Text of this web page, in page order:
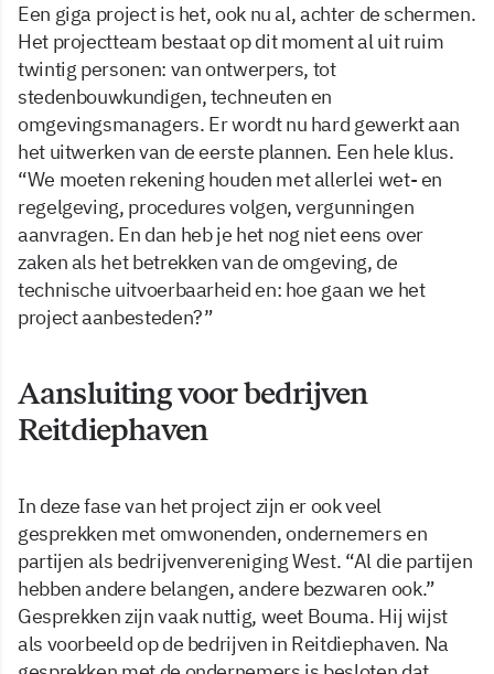
Een giga project is het, ook nu al, achter de schermen.
Het projectteam bestaat op dit moment al uit ruim
twintig personen: van ontwerpers, tot
stedenbouwkundigen, techneuten en
omgevingsmanagers. Er wordt nu hard gewerkt aan
het uitwerken van de eerste plannen. Een hele klus.
“We moeten rekening houden met allerlei wet- en
regelgeving, procedures volgen, vergunningen
aanvragen. En dan heb je het nog niet eens over
zaken als het betrekken van de omgeving, de
technische uitvoerbaarheid en: hoe gaan we het
project aanbesteden?”
Aansluiting voor bedrijven
Reitdiephaven
In deze fase van het project zijn er ook veel
gesprekken met omwonenden, ondernemers en
partijen als bedrijvenvereniging West. “Al die partijen
hebben andere belangen, andere bezwaren ook.”
Gesprekken zijn vaak nuttig, weet Bouma. Hij wijst
als voorbeeld op de bedrijven in Reitdiephaven. Na